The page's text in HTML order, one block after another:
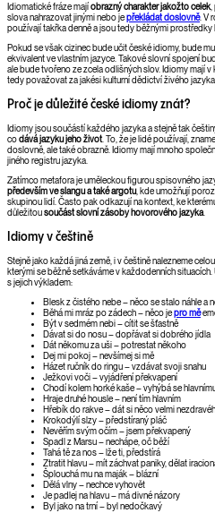
Idiomatické fráze majíobrazný charakter jakožto celek,
slova nahrazovat jinými nebo jepřekládat doslovně. V
používají takřka denně a jsou tedy běžnými
Pokud se však cizinec bude učit české idiomy, bude
ekvivalent ve vlastním jazyce. Takové slovní spojení
ale bude tvořeno ze zcela odlišných slov. Idiomy mají v
tedy považovat za jakési kulturní dědictví živého
Proč je důležité české idiomy znát?
Idiomy jsou součástí každého jazyka a stejně tak
codává jazyku jeho život . To, že je lidé používají,
doslovně, ale také obrazně. Idiomy mají mnoho
jiného registru jazyka.
Zatímco metafora je uměleckou figurou spisovného
především ve slangu a také argotu, kde umožňují
skupinou lidí. Často pak odkazují na kontext, ke
důležitousoučást slovní zásoby hovorového jazyka
Idiomy v češtině
Stejně jako každá jiná země, i v češtině nalezneme
kterými se běžně setkáváme v každodenních
s jejich výkladem:
Blesk z čistého nebe – něco se stalo náhle a
Běhá mi mráz po zádech – něco jepro mě
Být v sedmém nebi – cítit se šťastně
Dávat si do nosu – dopřávat si dobrého jídla
Dát někomu za uši – potrestat někoho
Dej mi pokoj – nevšímej si mě
Házet ručník do ringu – vzdávat svoji snahu
Ježkovi voči – vyjádření překvapení
Chodí kolem horké kaše – vyhýbá se
Hraje druhé housle – není tím hlavním
Hřebík do rakve – dát si něco velmi
Krokodýlí slzy – předstíraný pláč
Nevěřím svým očím – jsem překvapený
Spadl z Marsu – nechápe, oč běží
Tahá tě za nos – lže ti, předstírá
Ztratit hlavu – mít záchvat paniky, dělat
Šplouchá mu na maják – blázní
Dělá vlny – nechce vyhovět
Je padlej na hlavu – má divné názory
Byl jako na trní – byl nedočkavý